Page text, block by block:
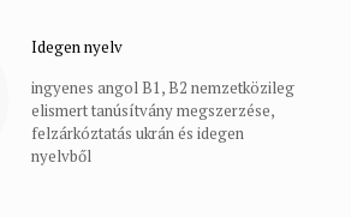
Idegen nyelv
ingyenes angol B1, B2 nemzetközileg
elismert tanúsítvány megszerzése,
felzárkóztatás ukrán és idegen
nyelvből